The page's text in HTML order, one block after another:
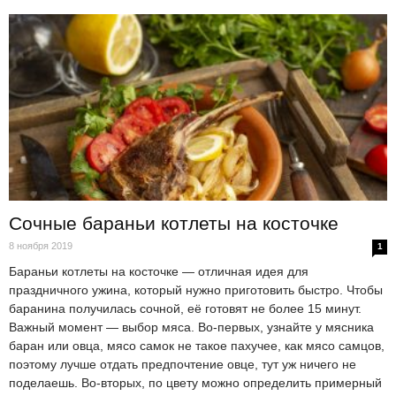
Сочные бараньи котлеты на косточке
8 ноября 2019 1
Бараньи котлеты на косточке — отличная идея для
праздничного ужина, который нужно приготовить быстро. Чтобы
баранина получилась сочной, её готовят не более 15 минут.
Важный момент — выбор мяса. Во-первых, узнайте у мясника
баран или овца, мясо самок не такое пахучее, как мясо самцов,
поэтому лучше отдать предпочтение овце, тут уж ничего не
поделаешь. Во-вторых, по цвету можно определить примерный